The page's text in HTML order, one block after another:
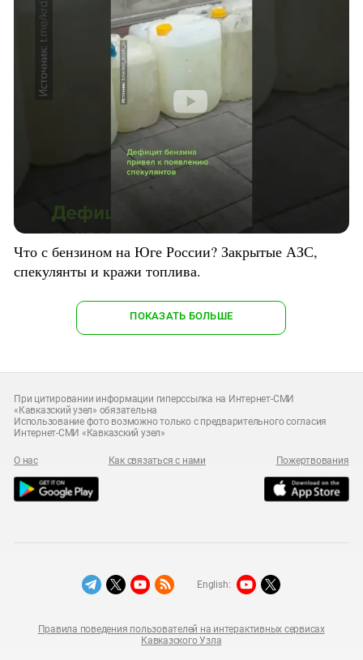
Что с бензином на Юге России? Закрытые АЗС,
спекулянты и кражи топлива.
ПОКАЗАТЬ БОЛЬШЕ
При цитировании информации гиперссылка на Интернет-СМИ
«Кавказский узел» обязательна
Использование фото возможно только с предварительного согласия
Интернет-СМИ «Кавказский узел»
О нас Как связаться с нами Пожертвования
Правила поведения пользователей на интерактивных сервисах
Кавказского Узла
English: